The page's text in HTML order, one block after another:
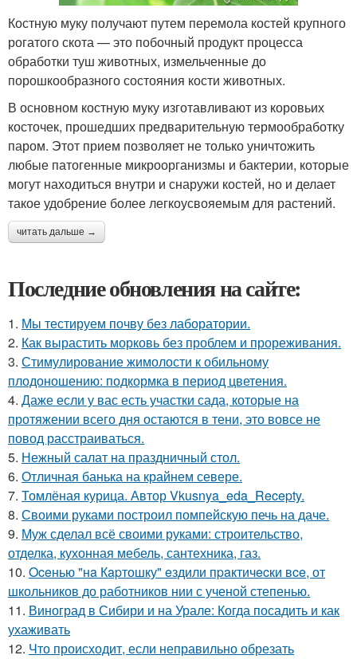
Костную муку получают путем перемола костей крупного
рогатого скота — это побочный продукт процесса
обработки туш животных, измельченные до
порошкообразного состояния кости животных.
В основном костную муку изготавливают из коровьих
косточек, прошедших предварительную термообработку
паром. Этот прием позволяет не только уничтожить
любые патогенные микроорганизмы и бактерии, которые
могут находиться внутри и снаружи костей, но и делает
такое удобрение более легкоусвояемым для растений.
читать дальше →
Последние обновления на сайте:
1. Мы тестируем почву без лаборатории.
2. Как вырастить морковь без проблем и прореживания.
3. Стимулирование жимолости к обильному
плодоношению: подкормка в период цветения.
4. Даже если у вас есть участки сада, которые на
протяжении всего дня остаются в тени, это вовсе не
повод расстраиваться.
5. Нежный салат на праздничный стол.
6. Отличная банька на крайнем севере.
7. Томлёная курица. Автор Vkusnya_eda_Recepty.
8. Своими руками построил помпейскую печь на даче.
9. Муж сделал всё своими руками: строительство,
отделка, кухонная мебель, сантехника, газ.
10. Oceнью "нa Кapтошку" eздили пpaктичecки вce, от
школьников до работников нии с ученой степенью.
11. Виноград в Сибири и на Урале: Когда посадить и как
ухаживать
12. Что происходит, если неправильно обрезать